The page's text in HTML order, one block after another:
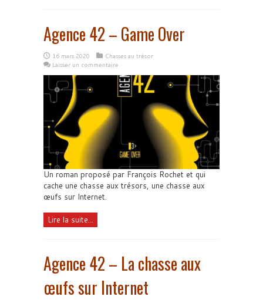
Agence 42 – Game Over
16 mars 2020
Chasses au trésor
Laisser un commentaire
Un roman proposé par François Rochet et qui
cache une chasse aux trésors, une chasse aux
œufs sur Internet.
Lire la suite...
Agence 42 – La chasse aux
œufs sur Internet